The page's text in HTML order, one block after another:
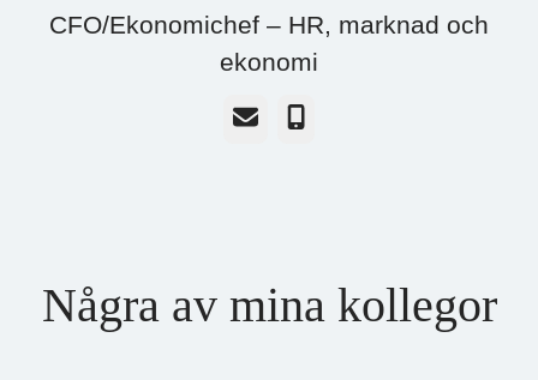
CFO/Ekonomichef – HR, marknad och
ekonomi
E-post
Några av mina kollegor